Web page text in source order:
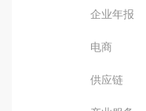
企业年报
电商
供应链